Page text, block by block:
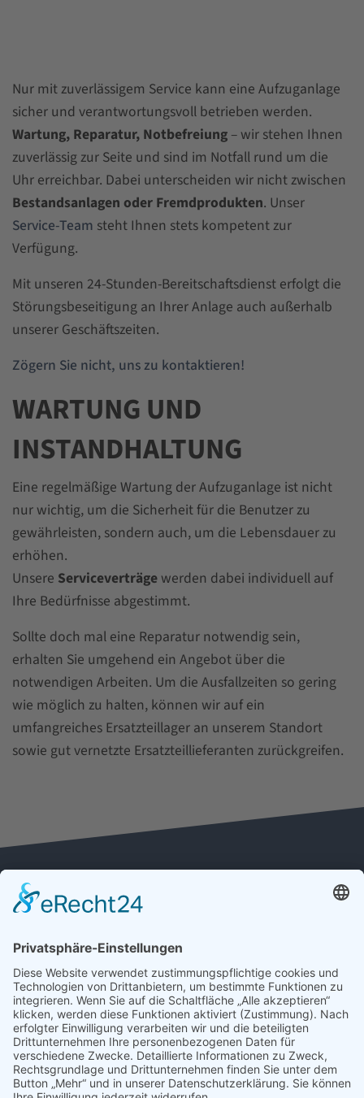
Nur mit zuverlässigem Service kann eine Aufzuganlage
sicher und verantwortungsvoll betrieben werden.
Wartung, Reparatur, Notbefreiung – wir stehen Ihnen
zuverlässig zur Seite und sind im Notfall rund um die
Uhr erreichbar. Dabei unterscheiden wir nicht zwischen
Bestandsanlagen oder Fremdprodukten. Unser
Service-Team steht Ihnen stets kompetent zur
Verfügung.
Mit unseren 24-Stunden-Bereitschaftsdienst erfolgt die
Störungsbeseitigung an Ihrer Anlage auch außerhalb
unserer Geschäftszeiten.
Zögern Sie nicht, uns zu kontaktieren!
WARTUNG UND
INSTANDHALTUNG
Eine regelmäßige Wartung der Aufzuganlage ist nicht
nur wichtig, um die Sicherheit für die Benutzer zu
gewährleisten, sondern auch, um die Lebensdauer zu
erhöhen.
Unsere Serviceverträge werden dabei individuell auf
Ihre Bedürfnisse abgestimmt.
Sollte doch mal eine Reparatur notwendig sein,
erhalten Sie umgehend ein Angebot über die
notwendigen Arbeiten. Um die Ausfallzeiten so gering
wie möglich zu halten, können wir auf ein
umfangreiches Ersatzteillager an unserem Standort
sowie gut vernetzte Ersatzteillieferanten zurückgreifen.
Kontakt
Impressum
Cookie-Einstellungen
Aufzugbau Dresden
Geschäftsbetrieb der Aufzugsverbund Deutschland
GmbH & Co. KG
Heilbronner Straße 16
01189 Dresden